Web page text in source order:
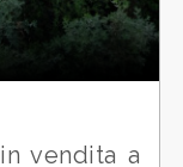
in vendita a